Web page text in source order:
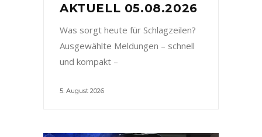
AKTUELL 05.08.2026
Was sorgt heute für Schlagzeilen?
Ausgewählte Meldungen – schnell
und kompakt –
5. August 2026